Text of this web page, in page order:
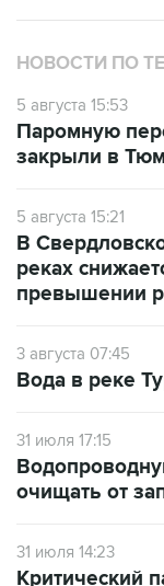
НОВОСТИ ПО
5 августа 15:53
Паромную
закрыли в
5 августа 15:21
В
реках
превышении
3 августа 07:45
Вода в реке
31 июля 17:15
очищать от
31 июля 14:23
Критический